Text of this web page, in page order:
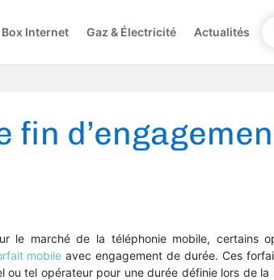
Box Internet Gaz & Électricité Actualités
le marché de la téléphonie mobile, certains
mobile avec engagement de durée. Ces
ou tel opérateur pour une durée définie lors de la